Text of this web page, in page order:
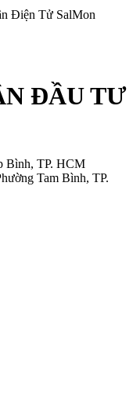
ĐẦU TƯ
Bình, TP. HCM
Tam Bình, TP.